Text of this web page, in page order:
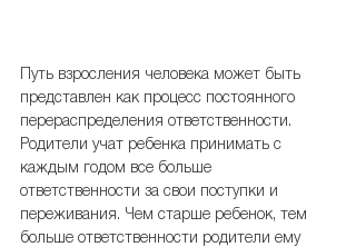
Путь взросления человека может быть
представлен как процесс постоянного
перераспределения ответственности.
Родители учат ребенка принимать с
каждым годом все больше
ответственности за свои поступки и
переживания. Чем старше ребенок, тем
больше ответственности родители ему